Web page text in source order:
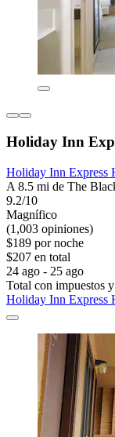
Holiday Inn
Holiday Inn Express
A 8.5 mi de The
9.2/10
Magnífico
(1,003 opiniones)
$189 por noche
$207 en total
24 ago - 25 ago
Total con impuestos
Holiday Inn Express